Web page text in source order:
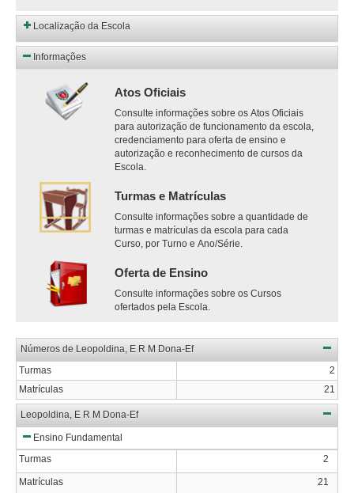
Localização da Escola
Informações
Atos Oficiais
Consulte informações sobre os Atos Oficiais
para autorização de funcionamento da escola,
credenciamento para oferta de ensino e
autorização e reconhecimento de cursos da
Escola.
Turmas e Matrículas
Consulte informações sobre a quantidade de
turmas e matrículas da escola para cada
Curso, por Turno e Ano/Série.
Oferta de Ensino
Consulte informações sobre os Cursos
ofertados pela Escola.
Números de Leopoldina, E R M Dona-Ef
Turmas
2
Matrículas
21
Leopoldina, E R M Dona-Ef
Ensino Fundamental
Turmas
2
Matrículas 21